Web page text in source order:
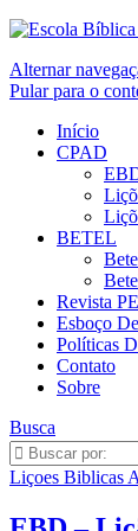
Alternar
Pular para o
Início
CPAD
BETEL
Revista
Esboço
Políticas
Contato
Sobre
Busca
Liçoes Biblicas